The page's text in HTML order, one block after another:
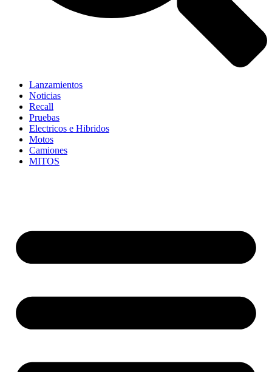
Lanzamientos
Noticias
Recall
Pruebas
Electricos e Hibridos
Motos
Camiones
MITOS